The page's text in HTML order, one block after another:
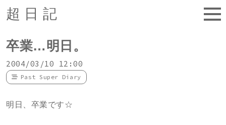
超日記
卒業…明日。
2004/03/10 12:00
Past Super Diary
明日、卒業です☆